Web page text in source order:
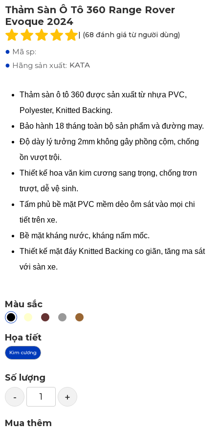
Thảm Sàn Ô Tô 360 Range Rover
Evoque 2024
| (68 đánh giá từ người dùng)
● Mã sp:
● Hãng sản xuất: KATA
Thảm sàn ô tô 360 được sản xuất từ nhựa PVC,
Polyester, Knitted Backing.
Bảo hành 18 tháng toàn bộ sản phẩm và đường may.
Độ dày lý tưởng 2mm không gây phồng cộm, chống
ồn vượt trội.
Thiết kế hoa văn kim cương sang trọng, chống trơn
trượt, dễ vệ sinh.
Tấm phủ bề mặt PVC mềm dẻo ôm sát vào mọi chi
tiết trên xe.
Bề mặt kháng nước, kháng nấm mốc.
Thiết kế mặt đáy Knitted Backing co giãn, tăng ma sát
với sàn xe.
Màu sắc
Họa tiết
Kim cương
Số lượng
- +
Mua thêm